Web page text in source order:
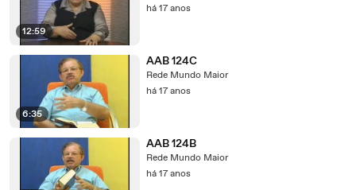
12:59
há 17 anos
6:35
AAB 124C
Rede Mundo Maior
há 17 anos
AAB 124B
Rede Mundo Maior
há 17 anos